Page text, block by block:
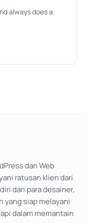
always does a
dan Web
ratusan klien dari
dari para desainer,
yang siap melayani
dalam memantain